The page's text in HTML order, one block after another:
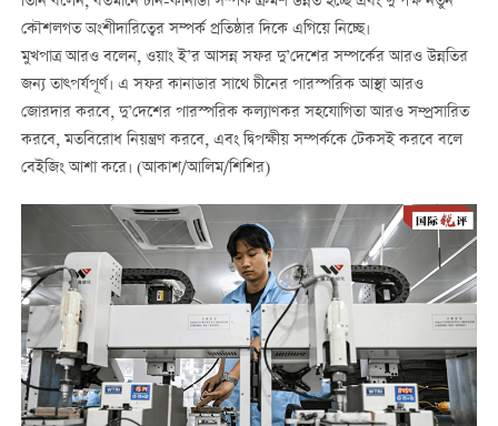
কৌশলগত অংশীদারিত্বের সম্পর্ক প্রতিষ্ঠার দিকে এগিয়ে নিচ্ছে।
মুখপাত্র আরও বলেন, ওয়াং ই’র আসন্ন সফর দু’দেশের সম্পর্কের আরও উন্নতির
জন্য তাত্পর্যপূর্ণ। এ সফর কানাডার সাথে চীনের পারস্পরিক আস্থা আরও
জোরদার করবে, দু’দেশের পারস্পরিক কল্যাণকর সহযোগিতা আরও সম্প্রসারিত
করবে, মতবিরোধ নিয়ন্ত্রণ করবে, এবং দ্বিপক্ষীয় সম্পর্ককে টেকসই করবে বলে
বেইজিং আশা করে। (আকাশ/আলিম/শিশির)